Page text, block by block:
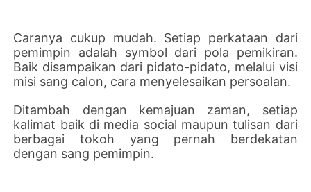
Caranya cukup mudah. Setiap perkataan dari
pemimpin adalah symbol dari pola pemikiran.
Baik disampaikan dari pidato-pidato, melalui visi
misi sang calon, cara menyelesaikan persoalan.
Ditambah dengan kemajuan zaman, setiap
kalimat baik di media social maupun tulisan dari
berbagai tokoh yang pernah berdekatan
dengan sang pemimpin.